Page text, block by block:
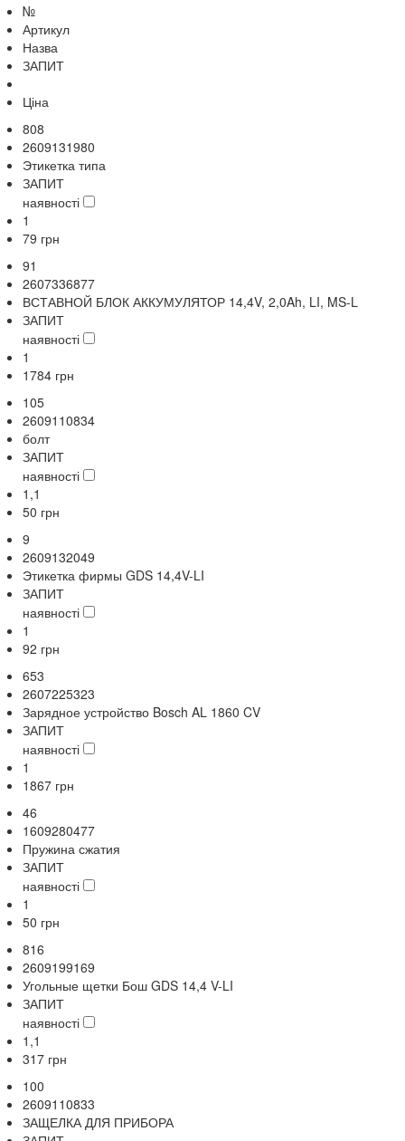
№
Артикул
Назва
ЗАПИТ
Ціна
808
2609131980
Этикетка типа
ЗАПИТ
наявності
1
79 грн
91
2607336877
ВСТАВНОЙ БЛОК АККУМУЛЯТОР 14,4V, 2,0Ah, LI, MS-L
ЗАПИТ
наявності
1
1784 грн
105
2609110834
болт
ЗАПИТ
наявності
1,1
50 грн
9
2609132049
Этикетка фирмы GDS 14,4V-LI
ЗАПИТ
наявності
1
92 грн
653
2607225323
Зарядное устройство Bosch AL 1860 CV
ЗАПИТ
наявності
1
1867 грн
46
1609280477
Пружина сжатия
ЗАПИТ
наявності
1
50 грн
816
2609199169
Угольные щетки Бош GDS 14,4 V-LI
ЗАПИТ
наявності
1,1
317 грн
100
2609110833
ЗАЩЕЛКА ДЛЯ ПРИБОРА